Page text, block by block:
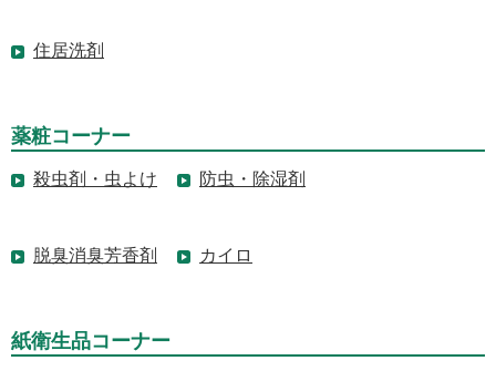
住居洗剤
薬粧コーナー
殺虫剤・虫よけ 防虫・除湿剤
脱臭消臭芳香剤 カイロ
紙衛生品コーナー